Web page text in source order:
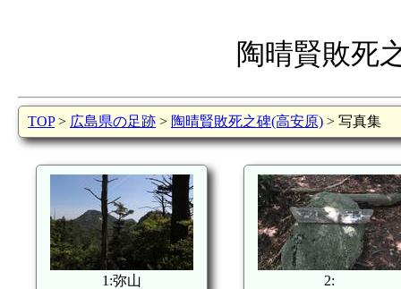
陶晴賢敗死
TOP> 広島県の足跡 > 陶晴賢敗死之碑(高安原) > 写真集
1:弥山 2: